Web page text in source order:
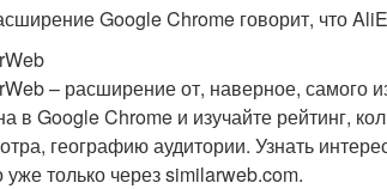
Google Chrome говорит, что
– расширение от, наверное, самого
в Google Chrome и изучайте рейтинг,
географию аудитории. Узнать
только через similarweb.com.